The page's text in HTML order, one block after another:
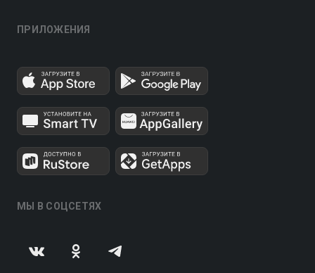
ПРИЛОЖЕНИЯ
МЫ В СОЦСЕТЯХ